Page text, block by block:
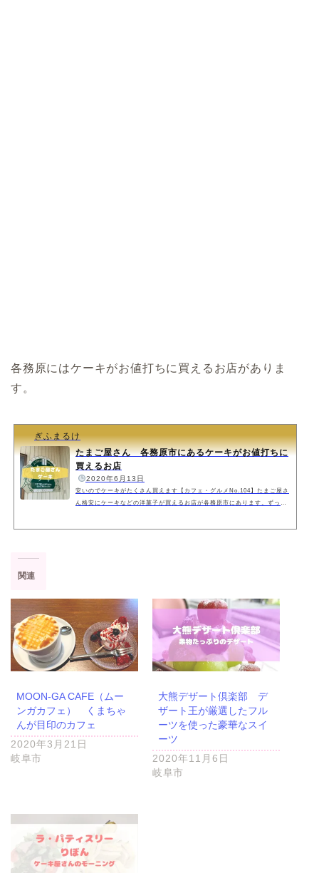
各務原にはケーキがお値打ちに買えるお店がありま
す。
ぎふまるけ
たまご屋さん 各務原市にあるケーキがお値打ちに
買えるお店
2020年6月13日
安いのでケーキがたくさん買えます【カフェ・グルメNo.104】たまご屋さ
ん格安にケーキなどの洋菓子が買えるお店が各務原市にあります。ずっと
関連
MOON-GA CAFE（ムー
ンガカフェ） くまちゃ
んが目印のカフェ
2020年3月21日
岐阜市
大熊デザート倶楽部 デ
ザート王が厳選したフル
ーツを使った豪華なスイ
ーツ
2020年11月6日
岐阜市